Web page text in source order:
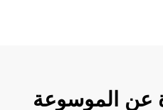
عن الموسوعة